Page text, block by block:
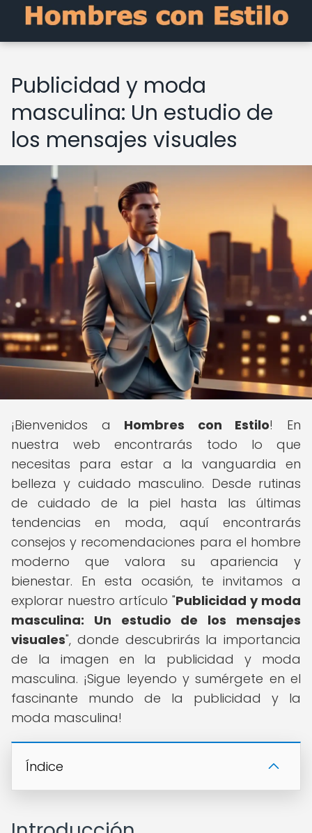
Publicidad y moda
masculina: Un estudio de
los mensajes visuales
¡Bienvenidos a Hombres con Estilo! En
nuestra web encontrarás todo lo que
necesitas para estar a la vanguardia en
belleza y cuidado masculino. Desde rutinas
de cuidado de la piel hasta las últimas
tendencias en moda, aquí encontrarás
consejos y recomendaciones para el hombre
moderno que valora su apariencia y
bienestar. En esta ocasión, te invitamos a
explorar nuestro artículo "Publicidad y moda
masculina: Un estudio de los mensajes
visuales", donde descubrirás la importancia
de la imagen en la publicidad y moda
masculina. ¡Sigue leyendo y sumérgete en el
fascinante mundo de la publicidad y la
moda masculina!
Índice